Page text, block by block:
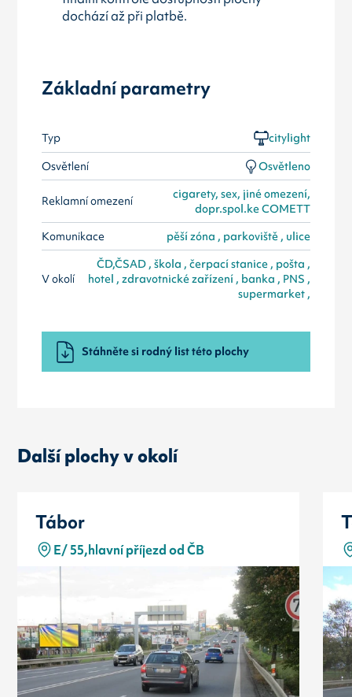
dochází až při platbě.
Základní parametry
Typ
citylight
Osvětlení
Osvětleno
Reklamní omezení
cigarety, sex, jiné omezení,
dopr.spol.ke COMETT
Komunikace
pěší zóna , parkoviště , ulice
V okolí
ČD,ČSAD , škola , čerpací stanice , pošta ,
hotel , zdravotnické zařízení , banka , PNS ,
supermarket ,
Stáhněte si rodný list této plochy
Další plochy v okolí
Tábor
E/ 55,hlavní příjezd od ČB